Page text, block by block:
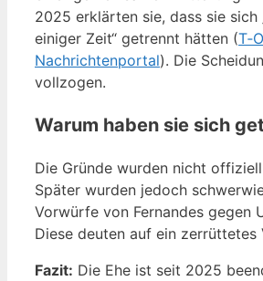
2025 erklärten sie, dass sie sich
einiger Zeit“ getrennt hätten (
Nachrichtenportal). Die
vollzogen.
Warum haben sie sich
Die Gründe wurden nicht
Später wurden jedoch
Vorwürfe von Fernandes gegen
Diese deuten auf ein zerrüttetes
Fazit: Die Ehe ist seit 2025